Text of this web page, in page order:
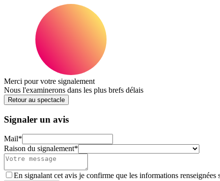
Merci pour votre signalement
Nous l'examinerons dans les plus brefs délais
Retour au spectacle
Signaler un avis
Mail*
Raison du signalement*
En signalant cet avis je confirme que les informations renseignées